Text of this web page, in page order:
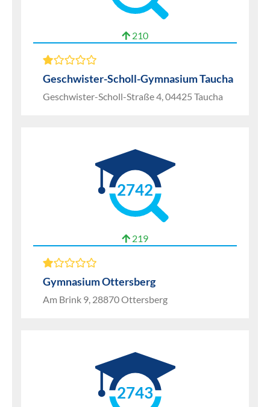
210
Geschwister-Scholl-Gymnasium Taucha
Geschwister-Scholl-Straße 4, 04425 Taucha
2742
219
Gymnasium Ottersberg
Am Brink 9, 28870 Ottersberg
2743